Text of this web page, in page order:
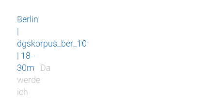
Berlin
|
dgskorpus_ber_10
| 18-
30m
Da
werde
ich